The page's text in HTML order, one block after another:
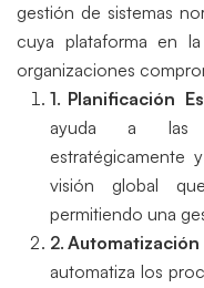
gestión de sistemas
cuya plataforma en
organizaciones
Planificación
ayuda a las
estratégicamente
visión global
permitiendo una
automatiza los